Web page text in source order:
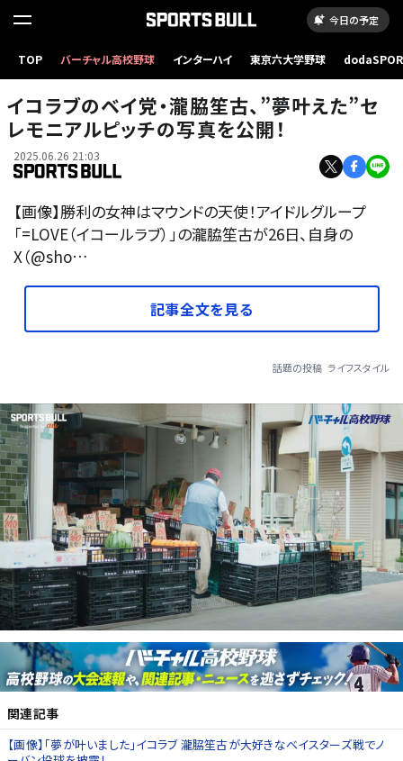
今日の予定
TOP バーチャル高校野球 インターハイ 東京六大学野球
イコラブのベイ党・瀧脇笙古、”夢叶えた”セ
レモニアルピッチの写真を公開！
2025.06.26 21:03
【画像】勝利の女神はマウンドの天使！アイドルグループ
「=LOVE（イコールラブ）」の瀧脇笙古が26日、自身の
X（@sho…
記事全文を見る
話題の投稿 ライフスタイル
関連記事
【画像】「夢が叶いました」イコラブ 瀧脇笙古が大好きなベイスターズ戦でノ